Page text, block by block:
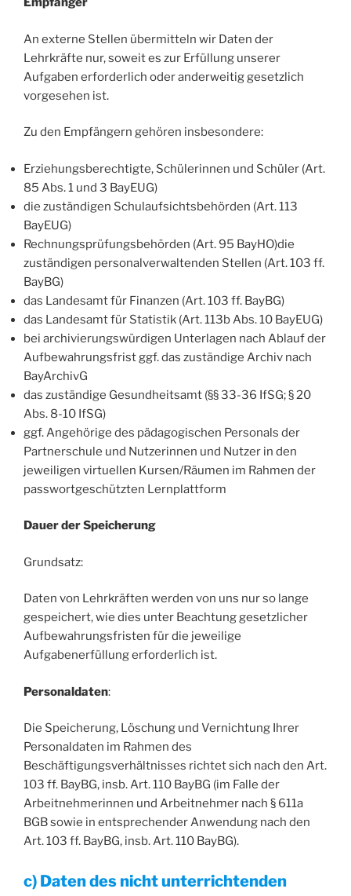
An externe Stellen übermitteln wir Daten der
Lehrkräfte nur, soweit es zur Erfüllung unserer
Aufgaben erforderlich oder anderweitig gesetzlich
vorgesehen ist.
Zu den Empfängern gehören insbesondere:
Erziehungsberechtigte, Schülerinnen und Schüler (Art.
85 Abs. 1 und 3 BayEUG)
die zuständigen Schulaufsichtsbehörden (Art. 113
BayEUG)
Rechnungsprüfungsbehörden (Art. 95 BayHO)die
zuständigen personalverwaltenden Stellen (Art. 103 ff.
BayBG)
das Landesamt für Finanzen (Art. 103 ff. BayBG)
das Landesamt für Statistik (Art. 113b Abs. 10 BayEUG)
bei archivierungswürdigen Unterlagen nach Ablauf der
Aufbewahrungsfrist ggf. das zuständige Archiv nach
BayArchivG
das zuständige Gesundheitsamt (§§ 33-36 IfSG; § 20
Abs. 8-10 IfSG)
ggf. Angehörige des pädagogischen Personals der
Partnerschule und Nutzerinnen und Nutzer in den
jeweiligen virtuellen Kursen/Räumen im Rahmen der
passwortgeschützten Lernplattform
Dauer der Speicherung
Grundsatz:
Daten von Lehrkräften werden von uns nur so lange
gespeichert, wie dies unter Beachtung gesetzlicher
Aufbewahrungsfristen für die jeweilige
Aufgabenerfüllung erforderlich ist.
Personaldaten:
Die Speicherung, Löschung und Vernichtung Ihrer
Personaldaten im Rahmen des
Beschäftigungsverhältnisses richtet sich nach den Art.
103 ff. BayBG, insb. Art. 110 BayBG (im Falle der
Arbeitnehmerinnen und Arbeitnehmer nach § 611a
BGB sowie in entsprechender Anwendung nach den
Art. 103 ff. BayBG, insb. Art. 110 BayBG).
c) Daten des nicht unterrichtenden